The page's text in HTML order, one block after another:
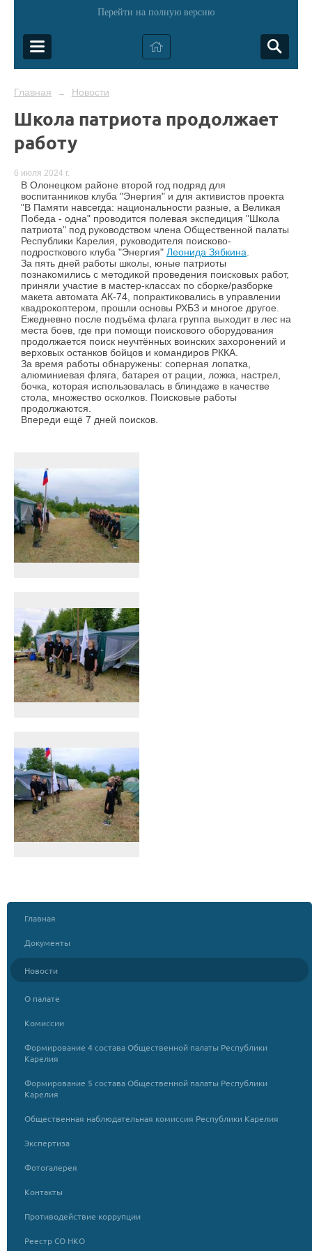
Перейти на полную версию
Главная → Новости
Школа патриота продолжает
работу
6 июля 2024 г.
В Олонецком районе второй год подряд для
воспитанников клуба "Энергия" и для активистов проекта
"В Памяти навсегда: национальности разные, а Великая
Победа - одна" проводится полевая экспедиция "Школа
патриота" под руководством члена Общественной палаты
Республики Карелия, руководителя поисково-
подросткового клуба "Энергия" Леонида Зябкина.
За пять дней работы школы, юные патриоты
познакомились с методикой проведения поисковых работ,
приняли участие в мастер-классах по сборке/разборке
макета автомата АК-74, попрактиковались в управлении
квадрокоптером, прошли основы РХБЗ и многое другое.
Ежедневно после подъёма флага группа выходит в лес на
места боев, где при помощи поискового оборудования
продолжается поиск неучтённых воинских захоронений и
верховых останков бойцов и командиров РККА.
За время работы обнаружены: соперная лопатка,
алюминиевая фляга, батарея от рации, ложка, настрел,
бочка, которая использовалась в блиндаже в качестве
стола, множество осколков. Поисковые работы
продолжаются.
Впереди ещё 7 дней поисков.
Главная
Документы
Новости
О палате
Комиссии
Формирование 4 состава Общественной палаты Республики
Карелия
Формирование 5 состава Общественной палаты Республики
Карелия
Общественная наблюдательная комиссия Республики Карелия
Экспертиза
Фотогалерея
Контакты
Противодействие коррупции
Реестр СО НКО